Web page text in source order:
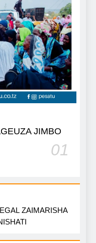
JIMBO
01
ZAIMARISHA